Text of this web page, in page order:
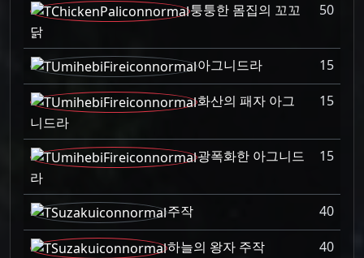
퉁퉁한 몸집의 꼬꼬
닭
50
아그니드라
15
화산의 패자 아그
니드라
15
광폭화한 아그니드
라
15
주작
40
하늘의 왕자 주작
40